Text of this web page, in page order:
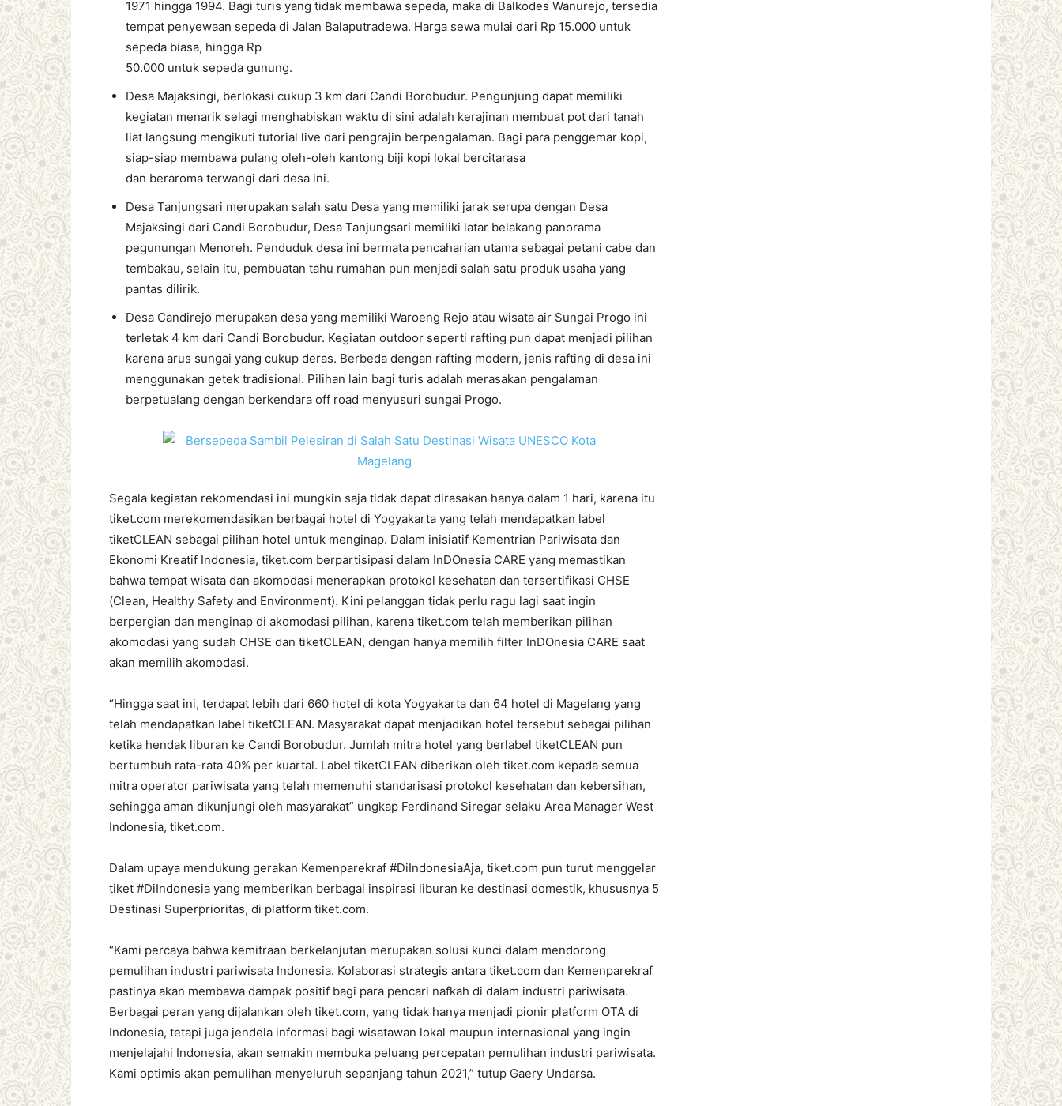
1971 hingga 1994. Bagi turis yang tidak membawa sepeda, maka di Balkodes Wanurejo, tersedia
tempat penyewaan sepeda di Jalan Balaputradewa. Harga sewa mulai dari Rp 15.000 untuk
sepeda biasa, hingga Rp
50.000 untuk sepeda gunung.
Desa Majaksingi, berlokasi cukup 3 km dari Candi Borobudur. Pengunjung dapat memiliki
kegiatan menarik selagi menghabiskan waktu di sini adalah kerajinan membuat pot dari tanah
liat langsung mengikuti tutorial live dari pengrajin berpengalaman. Bagi para penggemar kopi,
siap-siap membawa pulang oleh-oleh kantong biji kopi lokal bercitarasa
dan beraroma terwangi dari desa ini.
Desa Tanjungsari merupakan salah satu Desa yang memiliki jarak serupa dengan Desa
Majaksingi dari Candi Borobudur, Desa Tanjungsari memiliki latar belakang panorama
pegunungan Menoreh. Penduduk desa ini bermata pencaharian utama sebagai petani cabe dan
tembakau, selain itu, pembuatan tahu rumahan pun menjadi salah satu produk usaha yang
pantas dilirik.
Desa Candirejo merupakan desa yang memiliki Waroeng Rejo atau wisata air Sungai Progo ini
terletak 4 km dari Candi Borobudur. Kegiatan outdoor seperti rafting pun dapat menjadi pilihan
karena arus sungai yang cukup deras. Berbeda dengan rafting modern, jenis rafting di desa ini
menggunakan getek tradisional. Pilihan lain bagi turis adalah merasakan pengalaman
berpetualang dengan berkendara off road menyusuri sungai Progo.
Segala kegiatan rekomendasi ini mungkin saja tidak dapat dirasakan hanya dalam 1 hari, karena itu
tiket.com merekomendasikan berbagai hotel di Yogyakarta yang telah mendapatkan label
tiketCLEAN sebagai pilihan hotel untuk menginap. Dalam inisiatif Kementrian Pariwisata dan
Ekonomi Kreatif Indonesia, tiket.com berpartisipasi dalam InDOnesia CARE yang memastikan
bahwa tempat wisata dan akomodasi menerapkan protokol kesehatan dan tersertifikasi CHSE
(Clean, Healthy Safety and Environment). Kini pelanggan tidak perlu ragu lagi saat ingin
berpergian dan menginap di akomodasi pilihan, karena tiket.com telah memberikan pilihan
akomodasi yang sudah CHSE dan tiketCLEAN, dengan hanya memilih filter InDOnesia CARE saat
akan memilih akomodasi.
“Hingga saat ini, terdapat lebih dari 660 hotel di kota Yogyakarta dan 64 hotel di Magelang yang
telah mendapatkan label tiketCLEAN. Masyarakat dapat menjadikan hotel tersebut sebagai pilihan
ketika hendak liburan ke Candi Borobudur. Jumlah mitra hotel yang berlabel tiketCLEAN pun
bertumbuh rata-rata 40% per kuartal. Label tiketCLEAN diberikan oleh tiket.com kepada semua
mitra operator pariwisata yang telah memenuhi standarisasi protokol kesehatan dan kebersihan,
sehingga aman dikunjungi oleh masyarakat” ungkap Ferdinand Siregar selaku Area Manager West
Indonesia, tiket.com.
Dalam upaya mendukung gerakan Kemenparekraf #DiIndonesiaAja, tiket.com pun turut menggelar
tiket #DiIndonesia yang memberikan berbagai inspirasi liburan ke destinasi domestik, khususnya 5
Destinasi Superprioritas, di platform tiket.com.
“Kami percaya bahwa kemitraan berkelanjutan merupakan solusi kunci dalam mendorong
pemulihan industri pariwisata Indonesia. Kolaborasi strategis antara tiket.com dan Kemenparekraf
pastinya akan membawa dampak positif bagi para pencari nafkah di dalam industri pariwisata.
Berbagai peran yang dijalankan oleh tiket.com, yang tidak hanya menjadi pionir platform OTA di
Indonesia, tetapi juga jendela informasi bagi wisatawan lokal maupun internasional yang ingin
menjelajahi Indonesia, akan semakin membuka peluang percepatan pemulihan industri pariwisata.
Kami optimis akan pemulihan menyeluruh sepanjang tahun 2021,” tutup Gaery Undarsa.